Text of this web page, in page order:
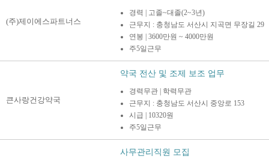
(주)제이에스파트너스
경력 | 고졸~대졸(2~3년)
근무지 : 충청남도 서산시 지곡면 무장길 29
연봉 | 3600만원 ~ 4000만원
주5일근무
큰사랑건강약국
약국 전산 및 조제 보조 업무
경력무관 | 학력무관
근무지 : 충청남도 서산시 중앙로 153
시급 | 10320원
주5일근무
사무관리직원 모집